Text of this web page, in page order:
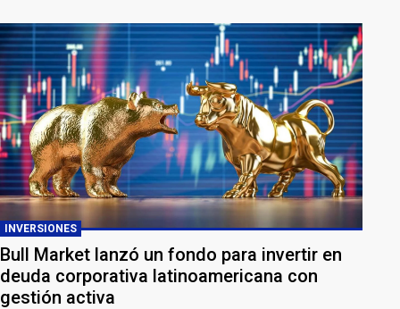
INVERSIONES
Bull Market lanzó un fondo para invertir en
deuda corporativa latinoamericana con
gestión activa